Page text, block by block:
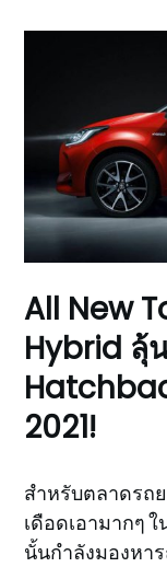
All New
Hybrid ลุ้
2021!
สำหรับตลาดรถ
เดือดเอามากๆ
นั้นกำลังมองหา